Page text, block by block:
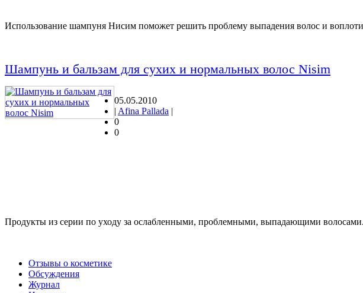
Использование шампуня Нисим поможет решить проблему выпадения волос и
Шампунь и бальзам для сухих и нормальных волос Nisim
05.05.2010
| Afina Pallada |
0
0
Продукты из серии по уходу за ослабленными, проблемными, выпадающими волосами.
Отзывы о косметике
Обсуждения
Журнал